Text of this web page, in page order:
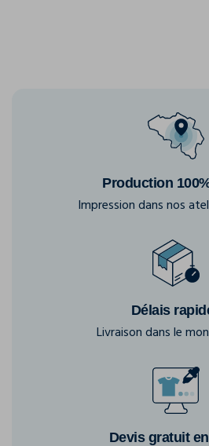
Production
Impression dans nos
Délais
Livraison dans le
Devis gratuit